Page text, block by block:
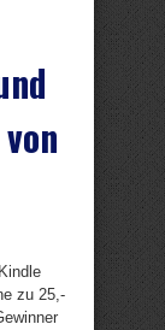
zu 25,-